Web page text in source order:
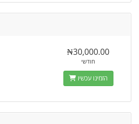
₦30,000.00
חודשי
הזמינו עכשיו